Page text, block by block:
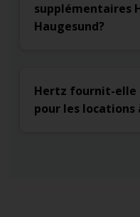
supplémentaires
Haugesund?
Hertz fournit-elle
pour les locations